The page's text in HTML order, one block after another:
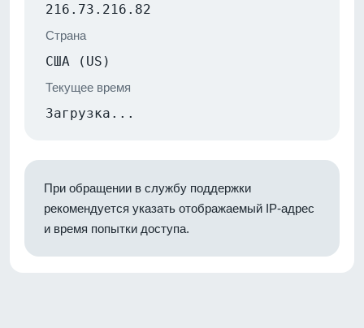
216.73.216.82
Страна
США (US)
Текущее время
Загрузка...
При обращении в службу поддержки
рекомендуется указать отображаемый IP-адрес
и время попытки доступа.